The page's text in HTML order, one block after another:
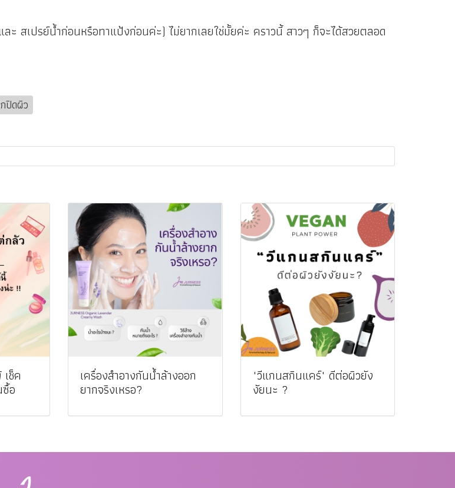
สเปรย์น้ำก่อนหรือทาแป้งก่อนค่ะ) ไม่ยากเลยใช่มั้ยค่ะ คราวนี้ สาวๆ ก็จะได้สวยตลอด
ปิดผิว
ช็ค
อ
เครื่องสำอางกันน้ำล้างออก
ยากจริงเหรอ?
"วีแกนสกินแคร์" ดีต่อผิวยัง
งัยนะ ?